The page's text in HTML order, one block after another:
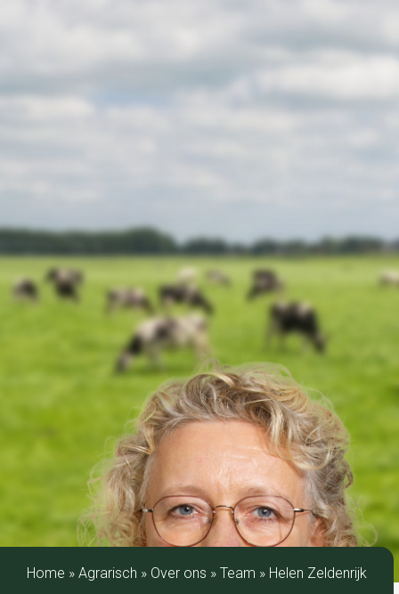
Home » Agrarisch » Over ons » Team » Helen Zeldenrijk